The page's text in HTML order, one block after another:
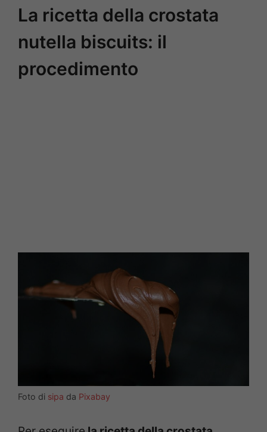
La ricetta della crostata
nutella biscuits: il
procedimento
Foto di sipa da Pixabay